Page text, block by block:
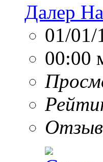
Далер
01/01/
00:00